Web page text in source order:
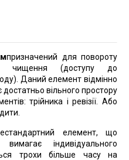
призначений для повороту
чищення (доступу до
Даний елемент відмінно
вільного простору
трійника і ревізії. Або
елемент, що
індивідуального
трохи більше часу на